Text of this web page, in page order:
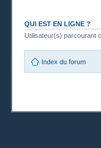
QUI EST EN LIGNE ?
Utilisateur(s) parcourant
Index du forum